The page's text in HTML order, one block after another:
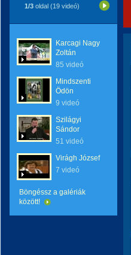
1/3 oldal (19 videó)
Karcagi Nagy
Zoltán
85 videó
Mindszenti
Ödön
9 videó
Szilágyi
Sándor
51 videó
Virágh József
7 videó
Böngéssz a galériák
között!